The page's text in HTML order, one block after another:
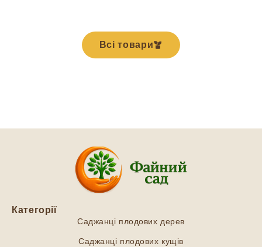
Всі товари
Категорії
Саджанці плодових дерев
Саджанці плодових кущів